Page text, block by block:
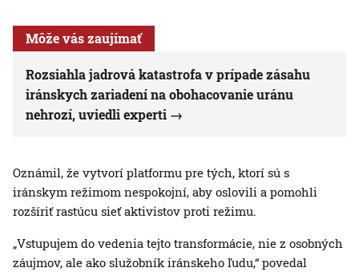
Môže vás zaujímať
Rozsiahla jadrová katastrofa v prípade zásahu
iránskych zariadení na obohacovanie uránu
nehrozí, uviedli experti
Oznámil, že vytvorí platformu pre tých, ktorí sú s
iránskym režimom nespokojní, aby oslovili a pomohli
rozšíriť rastúcu sieť aktivistov proti režimu.
„Vstupujem do vedenia tejto transformácie, nie z osobných
záujmov, ale ako služobník iránskeho ľudu,“ povedal